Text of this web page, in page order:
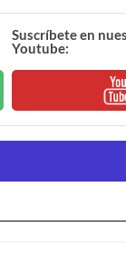
Suscríbete en
Youtube: